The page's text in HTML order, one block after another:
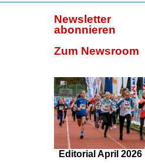
Newsletter
abonnieren
Zum Newsroom
Editorial April 2026